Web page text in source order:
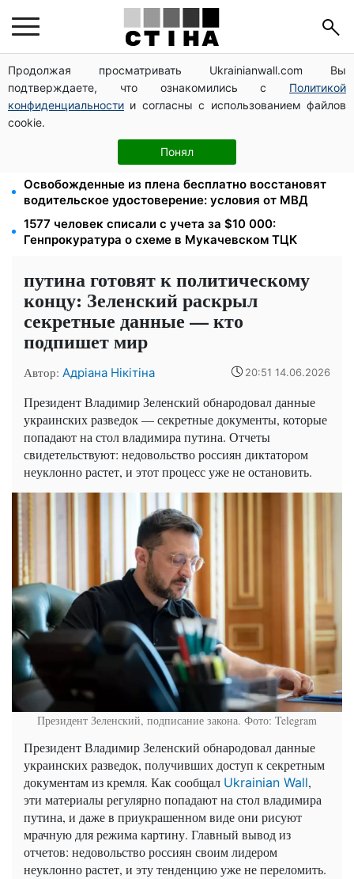
Продолжая просматривать Ukrainianwall.com Вы
подтверждаете, что ознакомились с Политикой
конфиденциальности и согласны с использованием файлов
cookie.
Понял
Новый знак на центральной улице: водителям
грузовиков запретили остановку — штраф до 680
грн
Мавики, зарядные станции и аппараты для
реанимации: Христианский корпус передал груз на
Запорожское и Покровское направления
Освобожденные из плена бесплатно восстановят
водительское удостоверение: условия от МВД
1577 человек списали с учета за $10 000:
Генпрокуратура о схеме в Мукачевском ТЦК
путина готовят к политическому
концу: Зеленский раскрыл
секретные данные — кто
подпишет мир
Автор: Адріана Нікітіна 20:51 14.06.2026
Президент Владимир Зеленский обнародовал данные
украинских разведок — секретные документы, которые
попадают на стол владимира путина. Отчеты
свидетельствуют: недовольство россиян диктатором
неуклонно растет, и этот процесс уже не остановить.
Президент Зеленский, подписание закона. Фото: Telegram
Президент Владимир Зеленский обнародовал данные
украинских разведок, получивших доступ к секретным
документам из кремля. Как сообщал Ukrainian Wall,
эти материалы регулярно попадают на стол владимира
путина, и даже в приукрашенном виде они рисуют
мрачную для режима картину. Главный вывод из
отчетов: недовольство россиян своим лидером
неуклонно растет, и эту тенденцию уже не переломить.